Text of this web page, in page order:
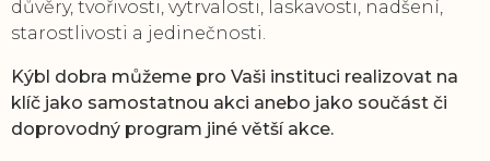
důvěry, tvořivosti, vytrvalosti, laskavosti, nadšení,
starostlivosti a jedinečnosti.
Kýbl dobra můžeme pro Vaši instituci realizovat na
klíč jako samostatnou akci anebo jako součást či
doprovodný program jiné větší akce.